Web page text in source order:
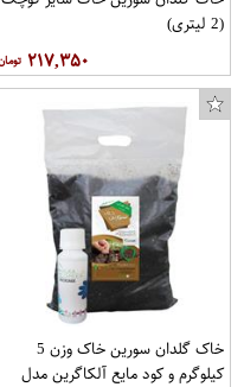
(2 لیتری)
۲۱۷,۳۵۰
خاک گلدان سورین خاک وزن 5
کیلوگرم و کود مایع آلکاگرین مدل